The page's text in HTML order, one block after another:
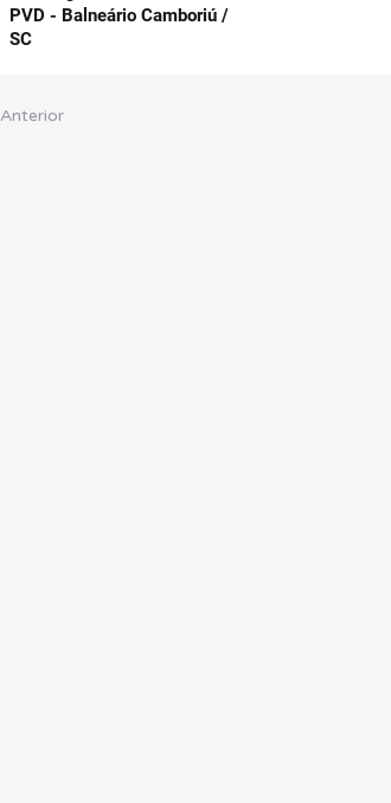
PVD - Balneário Camboriú /
SC
Anterior